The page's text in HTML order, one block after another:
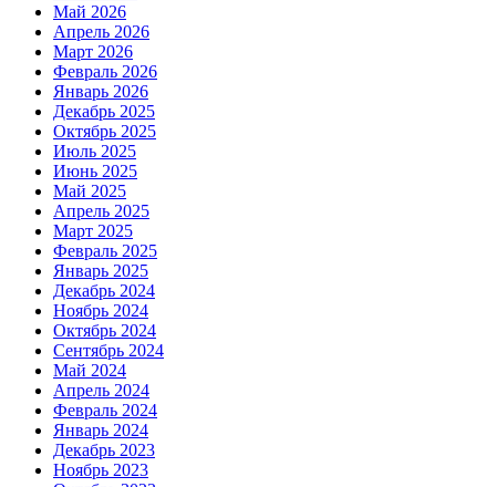
Май 2026
Апрель 2026
Март 2026
Февраль 2026
Январь 2026
Декабрь 2025
Октябрь 2025
Июль 2025
Июнь 2025
Май 2025
Апрель 2025
Март 2025
Февраль 2025
Январь 2025
Декабрь 2024
Ноябрь 2024
Октябрь 2024
Сентябрь 2024
Май 2024
Апрель 2024
Февраль 2024
Январь 2024
Декабрь 2023
Ноябрь 2023